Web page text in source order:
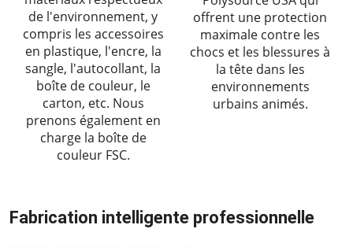
de l'environnement, y
compris les accessoires
en plastique, l'encre, la
sangle, l'autocollant, la
boîte de couleur, le
carton, etc. Nous
prenons également en
charge la boîte de
couleur FSC.
offrent une protection
maximale contre les
chocs et les blessures à
la tête dans les
environnements
urbains animés.
Fabrication intelligente professionnelle